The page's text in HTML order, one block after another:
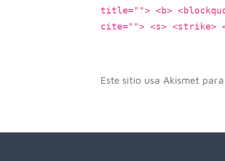
title=""> <b>
cite=""> <s> <strike>
Este sitio usa Akismet